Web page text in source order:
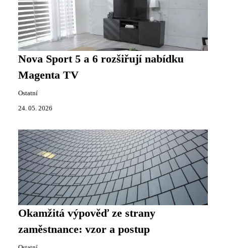
Nova Sport 5 a 6 rozšiřují nabídku
Magenta TV
Ostatní
24. 05. 2026
Okamžitá výpověď ze strany
zaměstnance: vzor a postup